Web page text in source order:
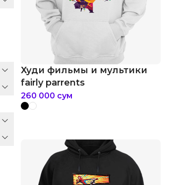
Худи фильмы и мультики
fairly parrents
260 000 сум